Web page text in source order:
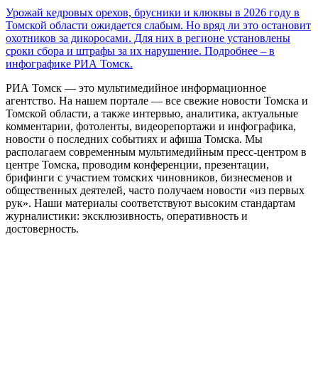
Урожай кедровых орехов, брусники и клюквы в 2026 году в
Томской области ожидается слабым. Но вряд ли это остановит
охотников за дикоросами. Для них в регионе установлены
сроки сбора и штрафы за их нарушение. Подробнее – в
инфографике РИА Томск.
РИА Томск — это мультимедийное информационное
агентство. На нашем портале — все свежие новости Томска и
Томской области, а также интервью, аналитика, актуальные
комментарии, фотоленты, видеорепортажи и инфографика,
новости о последних событиях и афиша Томска. Мы
располагаем современным мультимедийным пресс-центром в
центре Томска, проводим конференции, презентации,
брифинги с участием томских чиновников, бизнесменов и
общественных деятелей, часто получаем новости «из первых
рук». Наши материалы соответствуют высоким стандартам
журналистики: эксклюзивность, оперативность и
достоверность.